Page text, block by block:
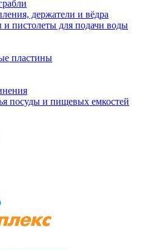
держатели и вёдра
пистолеты для подачи воды
пластины
посуды и пищевых емкостей